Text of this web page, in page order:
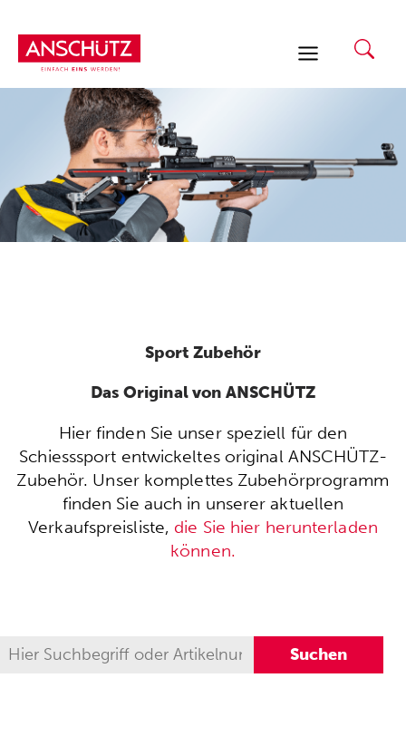
Inhalt
springen
Sport Zubehör
Das Original von ANSCHÜTZ
Hier finden Sie unser speziell für den
Schiesssport entwickeltes original ANSCHÜTZ-
Zubehör. Unser komplettes Zubehörprogramm
finden Sie auch in unserer aktuellen
Verkaufspreisliste, die Sie hier herunterladen
können.